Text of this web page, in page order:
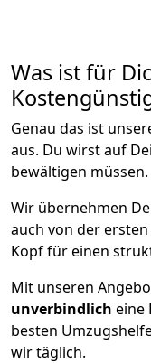
Was ist für
Genau das ist
aus. Du wirst auf
bewältigen müssen.
Wir übernehmen
auch von der
Kopf für einen
Mit unseren
unverbindlich eine
besten
wir täglich.